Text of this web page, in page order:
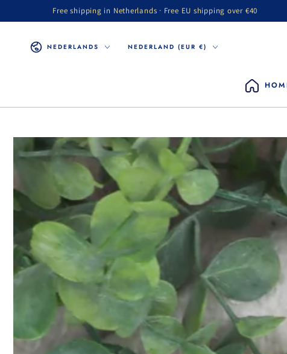
GA NAAR INHOUD
Free shipping in Netherlands · Free EU shipping over €40
Taal NEDERLANDS NEDERLAND (EUR €)